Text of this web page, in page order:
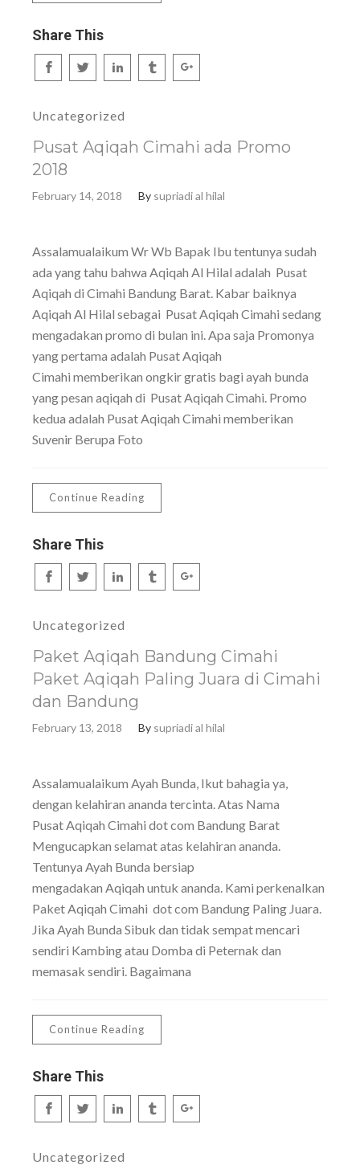
Share This
Uncategorized
Pusat Aqiqah Cimahi ada Promo
2018
February 14, 2018 By supriadi al hilal
Assalamualaikum Wr Wb Bapak Ibu tentunya sudah
ada yang tahu bahwa Aqiqah Al Hilal adalah Pusat
Aqiqah di Cimahi Bandung Barat. Kabar baiknya
Aqiqah Al Hilal sebagai Pusat Aqiqah Cimahi sedang
mengadakan promo di bulan ini. Apa saja Promonya
yang pertama adalah Pusat Aqiqah
Cimahi memberikan ongkir gratis bagi ayah bunda
yang pesan aqiqah di Pusat Aqiqah Cimahi. Promo
kedua adalah Pusat Aqiqah Cimahi memberikan
Suvenir Berupa Foto
Continue Reading
Share This
Uncategorized
Paket Aqiqah Bandung Cimahi
Paket Aqiqah Paling Juara di Cimahi
dan Bandung
February 13, 2018 By supriadi al hilal
Assalamualaikum Ayah Bunda, Ikut bahagia ya,
dengan kelahiran ananda tercinta. Atas Nama
Pusat Aqiqah Cimahi dot com Bandung Barat
Mengucapkan selamat atas kelahiran ananda.
Tentunya Ayah Bunda bersiap
mengadakan Aqiqah untuk ananda. Kami perkenalkan
Paket Aqiqah Cimahi dot com Bandung Paling Juara.
Jika Ayah Bunda Sibuk dan tidak sempat mencari
sendiri Kambing atau Domba di Peternak dan
memasak sendiri. Bagaimana
Continue Reading
Share This
Uncategorized